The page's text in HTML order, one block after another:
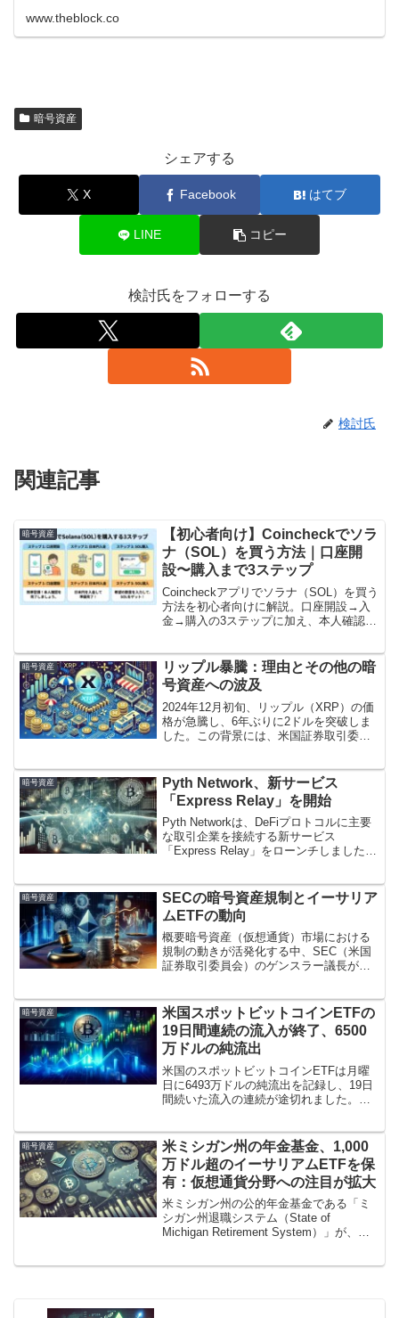
www.theblock.co
暗号資産
シェアする
X Facebook はてブ
LINE コピー
検討氏をフォローする
検討氏
関連記事
暗号資産
【初心者向け】Coincheckでソラ
ナ（SOL）を買う方法｜口座開
設〜購入まで3ステップ
Coincheckアプリでソラナ（SOL）を買う
方法を初心者向けに解説。口座開設→入
金→購入の3ステップに加え、本人確認・
ート確認、二段階認証と送金注意まで網
羅。
暗号資産
リップル暴騰：理由とその他の暗
号資産への波及
2024年12月初旬、リップル（XRP）の価
格が急騰し、6年ぶりに2ドルを突破しま
した。この背景には、米国証券取引委員
しています。
暗号資産
Pyth Network、新サービス
「Express Relay」を開始
Pyth Networkは、DeFiプロトコルに主要
な取引企業を接続する新サービス
「Express Relay」をローンチしました。
DeFiユーザーのコストを削減する...
暗号資産
SECの暗号資産規制とイーサリア
ムETFの動向
概要暗号資産（仮想通貨）市場における
規制の動きが活発化する中、SEC（米国
証券取引委員会）のゲンスラー議長が、
イーサリアムETF（上場投資信託）の承
認を巡る議論の最中に...
暗号資産
米国スポットビットコインETFの
19日間連続の流入が終了、6500
万ドルの純流出
米国のスポットビットコインETFは月曜
日に6493万ドルの純流出を記録し、19日
間続いた流入の連続が途切れました。流
流出が発生し、19日間続いた連続流入が
終了しま...
暗号資産
米ミシガン州の年金基金、1,000
万ドル超のイーサリアムETFを保
有：仮想通貨分野への注目が拡大
米ミシガン州の公的年金基金である「ミ
シガン州退職システム（State of
Michigan Retirement System）」が、グ